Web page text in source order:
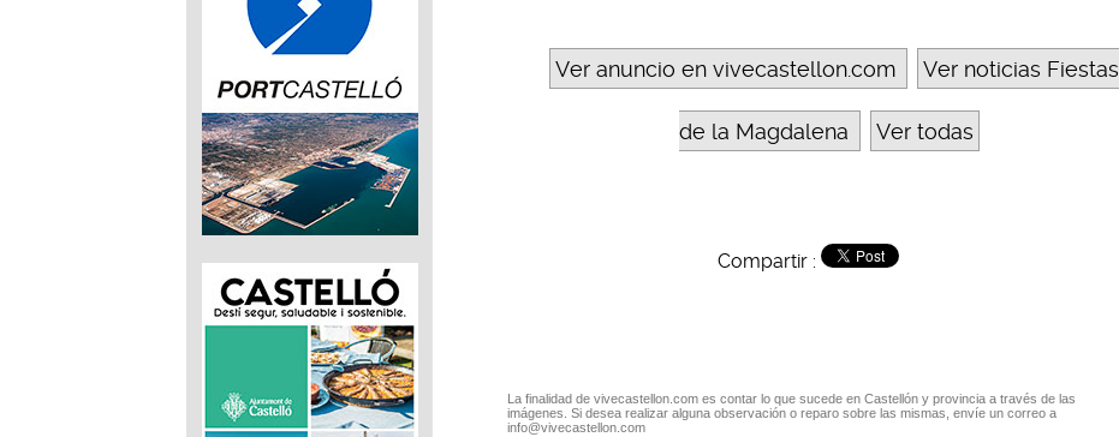
Ver anuncio en vivecastellon.com Ver noticias Fiestas
de la Magdalena Ver todas
Compartir :
La finalidad de vivecastellon.com es contar lo que sucede en Castellón y provincia a través de las
imágenes. Si desea realizar alguna observación o reparo sobre las mismas, envíe un correo a
info@vivecastellon.com